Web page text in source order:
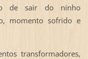
de sair do ninho
momento sofrido e
transformadores,